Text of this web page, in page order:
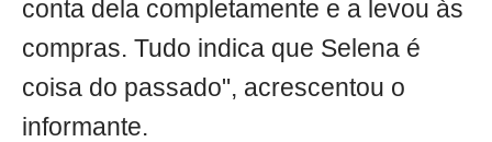
conta dela completamente e a levou às
compras. Tudo indica que Selena é
coisa do passado", acrescentou o
informante.